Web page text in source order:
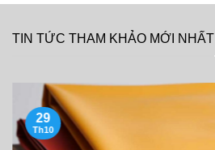
TIN TỨC THAM KHẢO MỚI NHẤT
29
Th10